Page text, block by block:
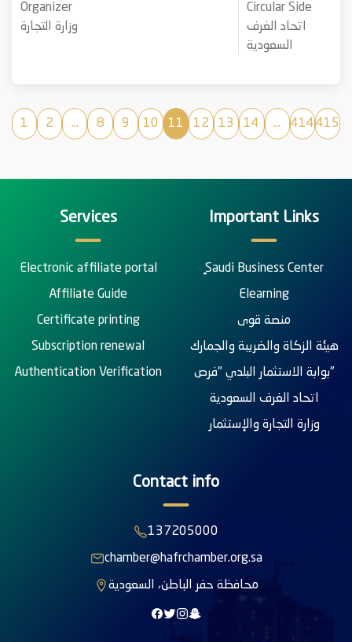
Organizer
وزارة التجارة
Circular Side
اتحاد الغرف
السعودية
1 2 ... 8 9 10 11 12 13 14 ... 414415
Services
Electronic affiliate portal
Affiliate Guide
Certificate printing
Subscription renewal
Authentication Verification
Important Links
ٍSaudi Business Center
Elearning
منصة قوى
هيئة الزكاة والضريبة والجمارك
بوابة الاستثمار البلدي "فرص"
اتحاد الغرف السعودية
وزارة التجارة والإستثمار
Contact info
137205000
chamber@hafrchamber.org.sa
محافظة حفر الباطن، السعودية